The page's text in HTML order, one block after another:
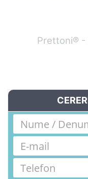
Prettoni® -